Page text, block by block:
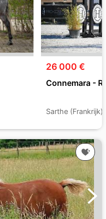
26 000 €
Connemara -
Sarthe (Frankrijk)